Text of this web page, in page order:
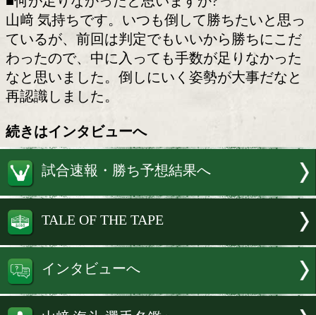
山﨑 結果を出せなかった自分にガッカ
た。応援に来てくれた人に申し訳ない
した。
■前半終了の公開採点を聞いて。
山﨑 ジャッジ1人は、向こうについてい
と。セコンドから前に出ろと指示が出
が、向こうも上手さがあり、手数を出
らえませんでした。引き分けでもベル
なかったら意味がないので、(負けと)一
ね。
■何が足りなかったと思いますか?
山﨑 気持ちです。いつも倒して勝ちた